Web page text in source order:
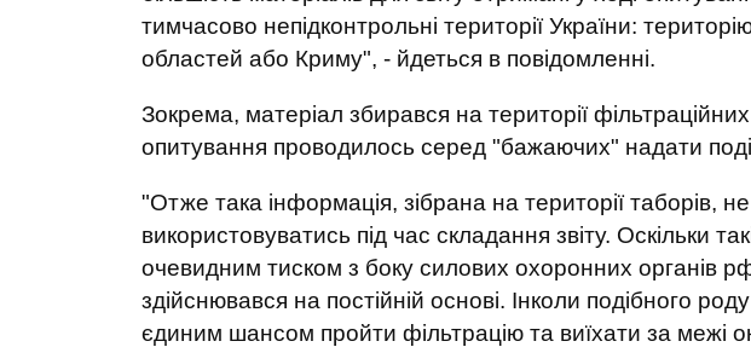
тимчасово непідконтрольні території України:
областей або Криму", - йдеться в повідомленні.
Зокрема, матеріал збирався на території
опитування проводилось серед "бажаючих" надати
"Отже така інформація, зібрана на території таборів,
використовуватись під час складання звіту. Оскільки
очевидним тиском з боку силових охоронних органів рф
здійснювався на постійній основі. Інколи подібного
єдиним шансом пройти фільтрацію та виїхати за межі